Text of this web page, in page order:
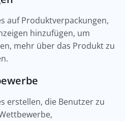
auf Produktverpackungen,
hinzufügen, um
mehr über das Produkt zu
erstellen, die Benutzer zu